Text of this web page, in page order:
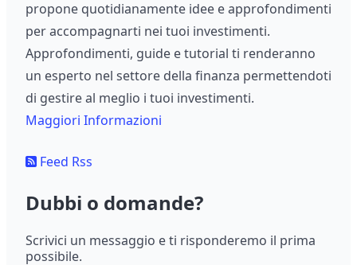
propone quotidianamente idee e approfondimenti
per accompagnarti nei tuoi investimenti.
Approfondimenti, guide e tutorial ti renderanno
un esperto nel settore della finanza permettendoti
di gestire al meglio i tuoi investimenti.
Maggiori Informazioni
Feed Rss
Dubbi o domande?
Scrivici un messaggio e ti risponderemo il prima
possibile.